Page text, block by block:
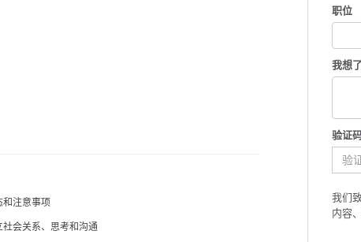
和注意事项
会关系、思考和沟通
职位
我想
验证
我们
内容